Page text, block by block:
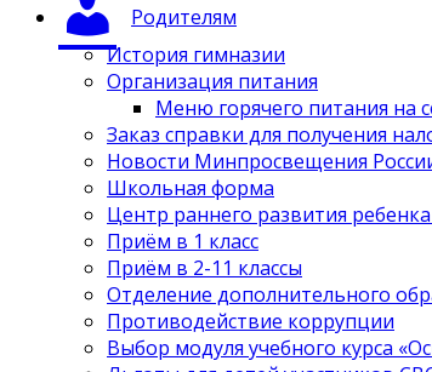
Родителям
История гимназии
Организация питания
Меню горячего питания на
Заказ справки для получения
Новости Минпросвещения
Школьная форма
Центр раннего развития
Приём в 1 класс
Приём в 2-11 классы
Отделение дополнительного
Противодействие коррупции
Выбор модуля учебного курса